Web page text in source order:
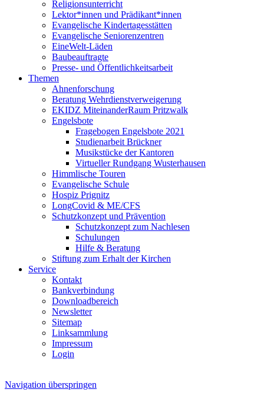
Religionsunterricht
Lektor*innen und Prädikant*innen
Evangelische Kindertagesstätten
Evangelische Seniorenzentren
EineWelt-Läden
Baubeauftragte
Presse- und Öffentlichkeitsarbeit
Themen
Ahnenforschung
Beratung Wehrdienstverweigerung
EKIDZ MiteinanderRaum Pritzwalk
Engelsbote
Fragebogen Engelsbote 2021
Studienarbeit Brückner
Musikstücke der Kantoren
Virtueller Rundgang Wusterhausen
Himmlische Touren
Evangelische Schule
Hospiz Prignitz
LongCovid & ME/CFS
Schutzkonzept und Prävention
Schutzkonzept zum Nachlesen
Schulungen
Hilfe & Beratung
Stiftung zum Erhalt der Kirchen
Service
Kontakt
Bankverbindung
Downloadbereich
Newsletter
Sitemap
Linksammlung
Impressum
Login
Navigation überspringen